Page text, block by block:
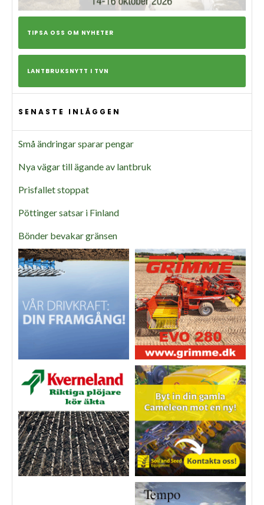
TIPSA OSS OM NYHETER
LANTBRUKSNYTT I TVN
SENASTE INLÄGGEN
Små ändringar sparar pengar
Nya vägar till ägande av lantbruk
Prisfallet stoppat
Pöttinger satsar i Finland
Bönder bevakar gränsen